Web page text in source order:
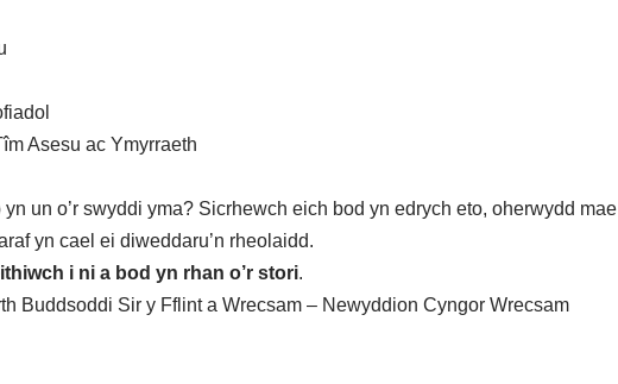
Asesu ac Ymyrraeth
un o’r swyddi yma? Sicrhewch eich bod yn edrych eto, oherwydd mae
yn cael ei diweddaru’n rheolaidd.
i ni a bod yn rhan o’r stori.
Buddsoddi Sir y Fflint a Wrecsam – Newyddion Cyngor Wrecsam